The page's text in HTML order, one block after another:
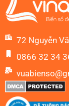
72 Nguyễn
0866 32 34